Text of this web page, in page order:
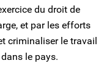
du droit de
et par les efforts
criminaliser le travail
le pays.